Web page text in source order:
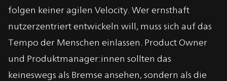
folgen keiner agilen Velocity. Wer ernsthaft
nutzerzentriert entwickeln will, muss sich auf das
Tempo der Menschen einlassen. Product Owner
und Produktmanager:innen sollten das
keineswegs als Bremse ansehen, sondern als die